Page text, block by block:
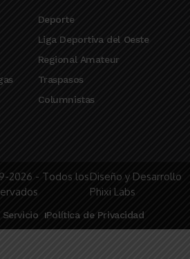
Deporte
Liga Deportiva del Oeste
Regional Amateur
Traspasos
Columnistas
2026 - Todos losDiseño y Desarrollo
Phixi Labs
Política de Privacidad